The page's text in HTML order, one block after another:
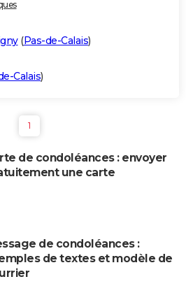
(Pas-de-Calais)
Calais)
1
de condoléances : envoyer
une carte
de condoléances :
de textes et modèle de